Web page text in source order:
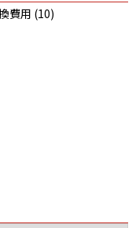
費用 (10)